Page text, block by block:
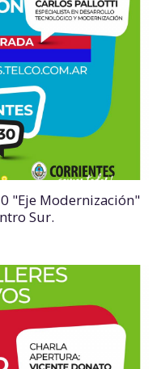
"Eje Modernización"
Sur.